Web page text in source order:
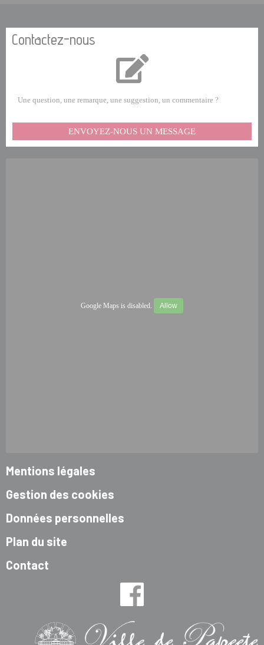
Contactez-nous
Une question, une remarque, une suggestion, un commentaire ?
ENVOYEZ-NOUS UN MESSAGE
Google Maps is disabled. Allow
Mentions légales
Gestion des cookies
Données personnelles
Plan du site
Contact